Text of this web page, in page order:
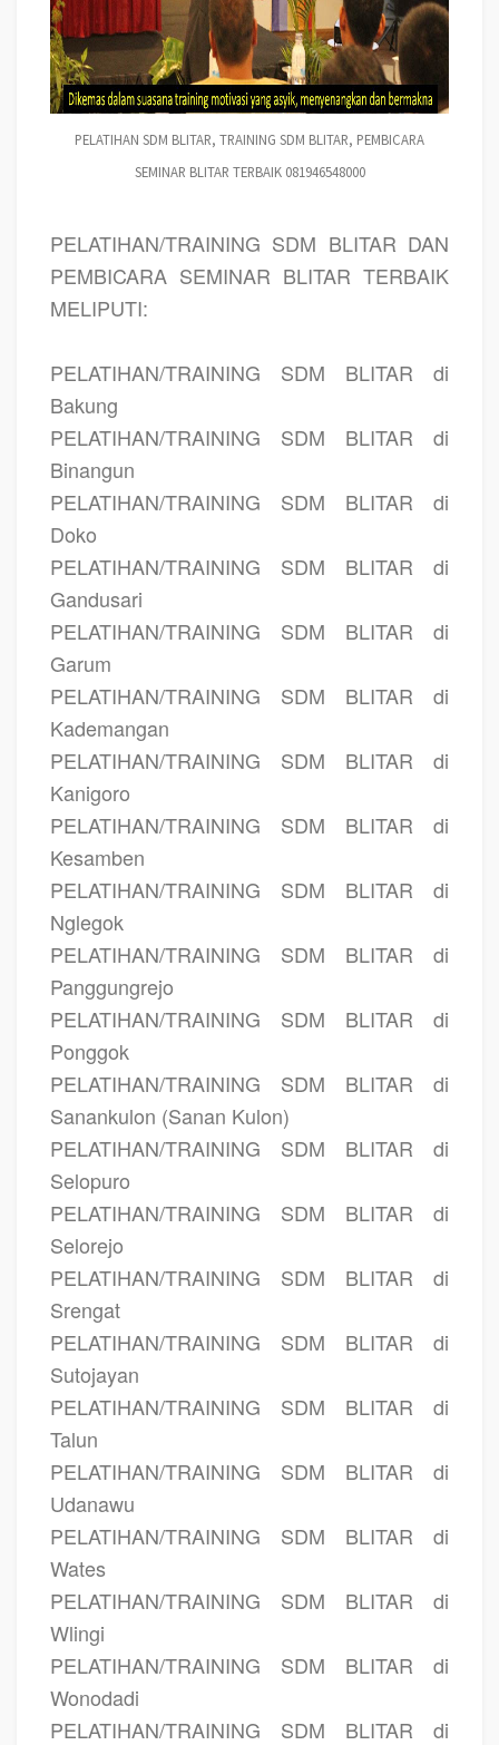
PELATIHAN SDM BLITAR, TRAINING SDM BLITAR, PEMBICARA
SEMINAR BLITAR TERBAIK 081946548000
PELATIHAN/TRAINING SDM BLITAR DAN
PEMBICARA SEMINAR BLITAR TERBAIK
MELIPUTI:
PELATIHAN/TRAINING SDM BLITAR di
Bakung
PELATIHAN/TRAINING SDM BLITAR di
Binangun
PELATIHAN/TRAINING SDM BLITAR di
Doko
PELATIHAN/TRAINING SDM BLITAR di
Gandusari
PELATIHAN/TRAINING SDM BLITAR di
Garum
PELATIHAN/TRAINING SDM BLITAR di
Kademangan
PELATIHAN/TRAINING SDM BLITAR di
Kanigoro
PELATIHAN/TRAINING SDM BLITAR di
Kesamben
PELATIHAN/TRAINING SDM BLITAR di
Nglegok
PELATIHAN/TRAINING SDM BLITAR di
Panggungrejo
PELATIHAN/TRAINING SDM BLITAR di
Ponggok
PELATIHAN/TRAINING SDM BLITAR di
Sanankulon (Sanan Kulon)
PELATIHAN/TRAINING SDM BLITAR di
Selopuro
PELATIHAN/TRAINING SDM BLITAR di
Selorejo
PELATIHAN/TRAINING SDM BLITAR di
Srengat
PELATIHAN/TRAINING SDM BLITAR di
Sutojayan
PELATIHAN/TRAINING SDM BLITAR di
Talun
PELATIHAN/TRAINING SDM BLITAR di
Udanawu
PELATIHAN/TRAINING SDM BLITAR di
Wates
PELATIHAN/TRAINING SDM BLITAR di
Wlingi
PELATIHAN/TRAINING SDM BLITAR di
Wonodadi
PELATIHAN/TRAINING SDM BLITAR di